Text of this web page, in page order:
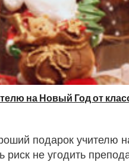
на Новый Год от
подарок учителю
риск не угодить